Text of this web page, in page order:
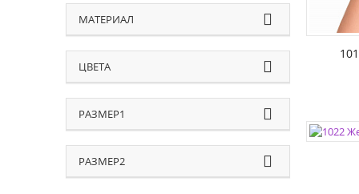
МАТЕРИАЛ
ЦВЕТА
РАЗМЕР1
РАЗМЕР2